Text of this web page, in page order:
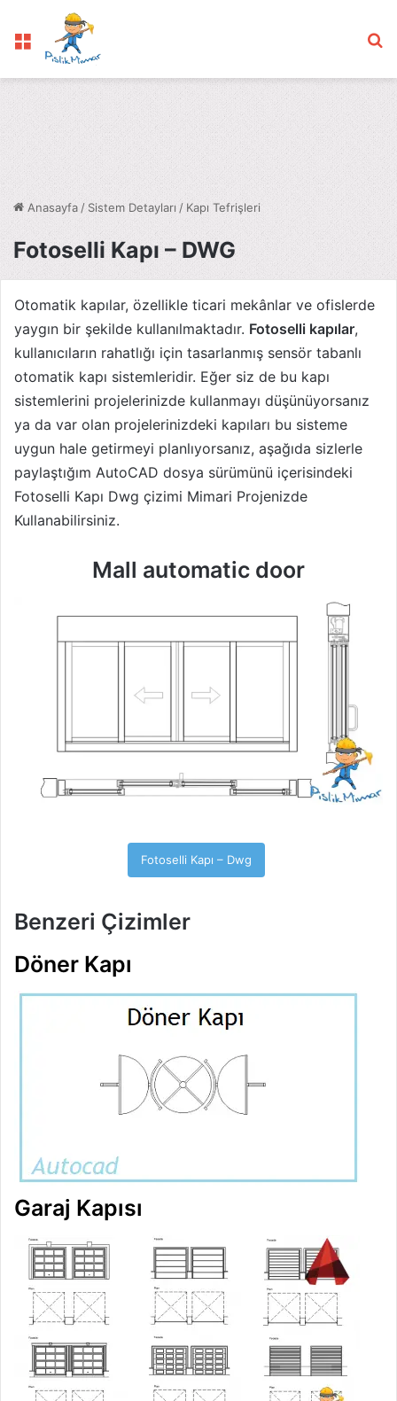
Menü
Anasayfa / Sistem Detayları / Kapı Tefrişleri
Fotoselli Kapı – DWG
Otomatik kapılar, özellikle ticari mekânlar ve ofislerde
yaygın bir şekilde kullanılmaktadır. Fotoselli kapılar,
kullanıcıların rahatlığı için tasarlanmış sensör tabanlı
otomatik kapı sistemleridir. Eğer siz de bu kapı
sistemlerini projelerinizde kullanmayı düşünüyorsanız
ya da var olan projelerinizdeki kapıları bu sisteme
uygun hale getirmeyi planlıyorsanız, aşağıda sizlerle
paylaştığım AutoCAD dosya sürümünü içerisindeki
Fotoselli Kapı Dwg çizimi Mimari Projenizde
Kullanabilirsiniz.
Mall automatic door
Fotoselli Kapı – Dwg
Benzeri Çizimler
Döner Kapı
Garaj Kapısı